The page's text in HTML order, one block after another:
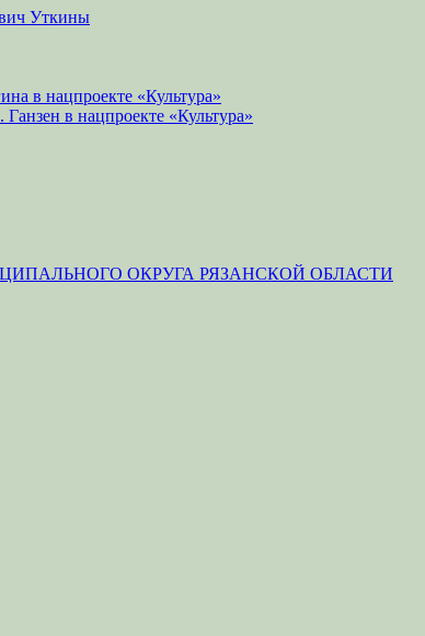
Уткины
в нацпроекте «Культура»
в нацпроекте «Культура»
ОКРУГА РЯЗАНСКОЙ ОБЛАСТИ